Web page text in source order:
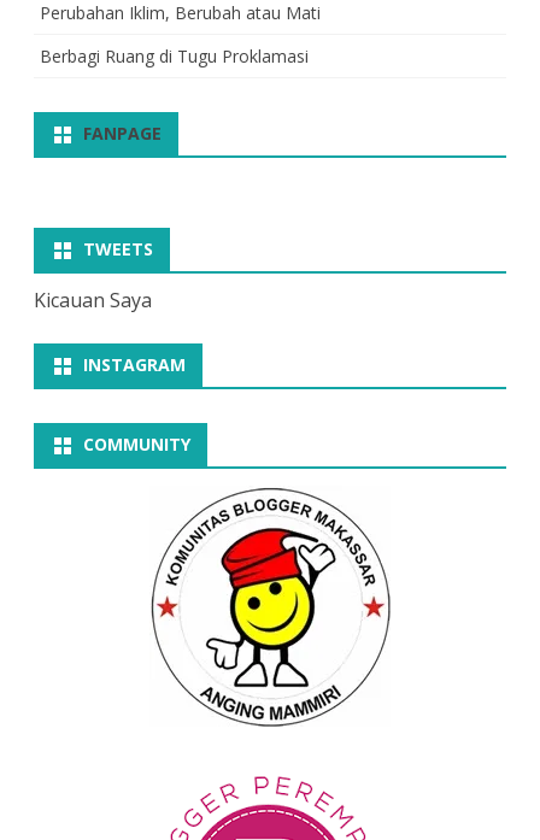
Perubahan Iklim, Berubah atau Mati
Berbagi Ruang di Tugu Proklamasi
FANPAGE
TWEETS
Kicauan Saya
INSTAGRAM
COMMUNITY